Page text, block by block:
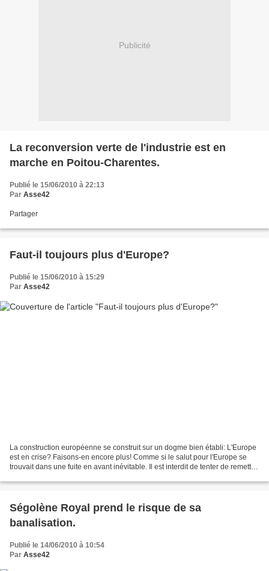
Publicité
La reconversion verte de l'industrie est en
marche en Poitou-Charentes.
Publié le 15/06/2010 à 22:13
Par Asse42
Partager
Faut-il toujours plus d'Europe?
Publié le 15/06/2010 à 15:29
Par Asse42
La construction européenne se construit sur un dogme bien établi: L'Europe
est en crise? Faisons-en encore plus! Comme si le salut pour l'Europe se
trouvait dans une fuite en avant inévitable. Il est interdit de tenter de remettre
Ségolène Royal prend le risque de sa
banalisation.
Publié le 14/06/2010 à 10:54
Par Asse42